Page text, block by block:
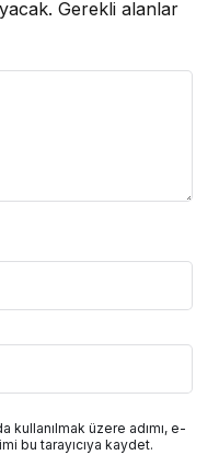
Gerekli alanlar
kullanılmak üzere adımı, e-
bu tarayıcıya kaydet.